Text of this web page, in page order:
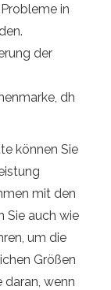
in
der
dh
können Sie
mit den
Sie auch wie
um die
Größen
daran, wenn